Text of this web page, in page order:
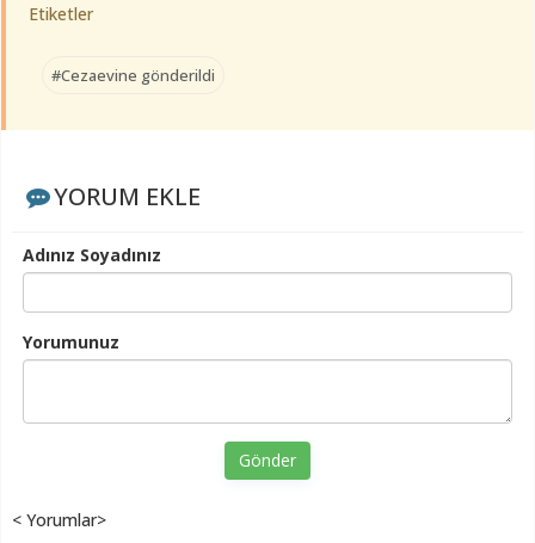
Etiketler
#Cezaevine gönderildi
YORUM EKLE
Adınız Soyadınız
Yorumunuz
Gönder
< Yorumlar>